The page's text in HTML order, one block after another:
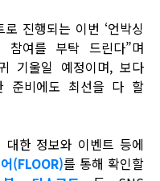
진행되는 이번 ‘언박싱
여를 부탁 드린다”며
기울일 예정이며, 보다
준비에도 최선을 다 할
대한 정보와 이벤트 등에
(FLOOR)를 통해 확인할